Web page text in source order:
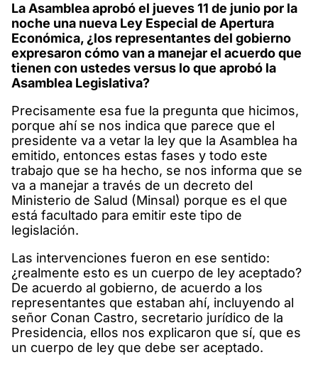
La Asamblea aprobó el jueves 11 de junio por la
noche una nueva Ley Especial de Apertura
Económica, ¿los representantes del gobierno
expresaron cómo van a manejar el acuerdo que
tienen con ustedes versus lo que aprobó la
Asamblea Legislativa?
Precisamente esa fue la pregunta que hicimos,
porque ahí se nos indica que parece que el
presidente va a vetar la ley que la Asamblea ha
emitido, entonces estas fases y todo este
trabajo que se ha hecho, se nos informa que se
va a manejar a través de un decreto del
Ministerio de Salud (Minsal) porque es el que
está facultado para emitir este tipo de
legislación.
Las intervenciones fueron en ese sentido:
¿realmente esto es un cuerpo de ley aceptado?
De acuerdo al gobierno, de acuerdo a los
representantes que estaban ahí, incluyendo al
señor Conan Castro, secretario jurídico de la
Presidencia, ellos nos explicaron que sí, que es
un cuerpo de ley que debe ser aceptado.